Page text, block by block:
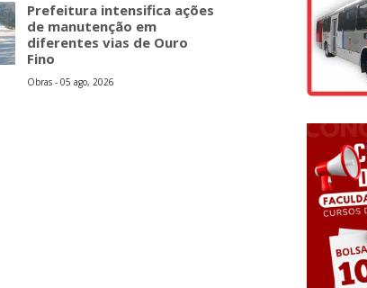
Prefeitura intensifica ações
de manutenção em
diferentes vias de Ouro
Fino
Obras - 05 ago, 2026